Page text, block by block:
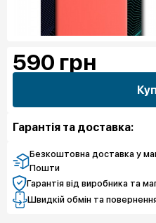
590 грн
Гарантія та доставка:
Безкоштовна доставка у
Пошти
Гарантія від виробника та
Швидкій обмін та